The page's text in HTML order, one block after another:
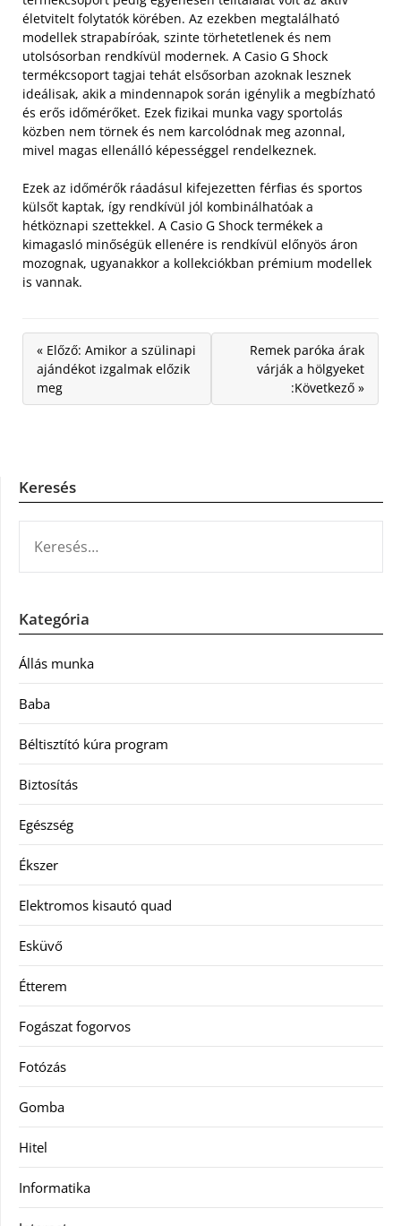
életvitelt folytatók körében. Az ezekben megtalálható
modellek strapabíróak, szinte törhetetlenek és nem
utolsósorban rendkívül modernek. A Casio G Shock
termékcsoport tagjai tehát elsősorban azoknak lesznek
ideálisak, akik a mindennapok során igénylik a megbízható
és erős időmérőket. Ezek fizikai munka vagy sportolás
közben nem törnek és nem karcolódnak meg azonnal,
mivel magas ellenálló képességgel rendelkeznek.
Ezek az időmérők ráadásul kifejezetten férfias és sportos
külsőt kaptak, így rendkívül jól kombinálhatóak a
hétköznapi szettekkel. A Casio G Shock termékek a
kimagasló minőségük ellenére is rendkívül előnyös áron
mozognak, ugyanakkor a kollekciókban prémium modellek
is vannak.
« Előző: Amikor a szülinapi
ajándékot izgalmak előzik
meg
Remek paróka árak
várják a hölgyeket
:Következő »
Keresés
Kategória
Állás munka
Baba
Béltisztító kúra program
Biztosítás
Egészség
Ékszer
Elektromos kisautó quad
Esküvő
Étterem
Fogászat fogorvos
Fotózás
Gomba
Hitel
Informatika